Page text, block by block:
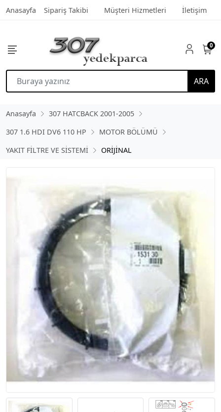
Anasayfa Sipariş Takibi Müşteri Hizmetleri İletişim
ARA
0
Anasayfa
307 HATCBACK 2001-2005
307 1.6 HDI DV6 110 HP
MOTOR BÖLÜMÜ
YAKIT FİLTRE VE SİSTEMİ
ORİJİNAL